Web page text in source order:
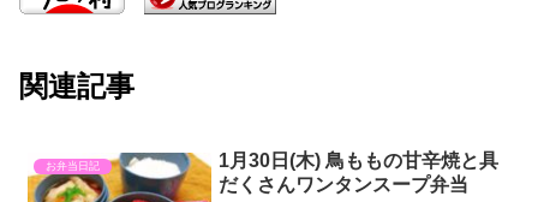
関連記事
お弁当日記
1月30日(木) 鳥ももの甘辛焼と具
だくさんワンタンスープ弁当